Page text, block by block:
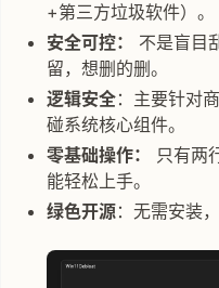
+第三方垃圾软件）。
安全可控：
不是盲目
留，想删的删。
逻辑安全：主要针对
碰系统核心组件。
零基础操作：
只有两
能轻松上手。
绿色开源：无需安装